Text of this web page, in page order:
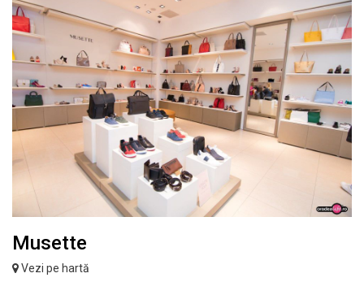
Musette
Vezi pe hartă